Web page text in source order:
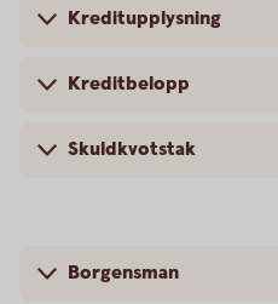
Kreditupplysning
Kreditbelopp
Skuldkvotstak
Borgensman